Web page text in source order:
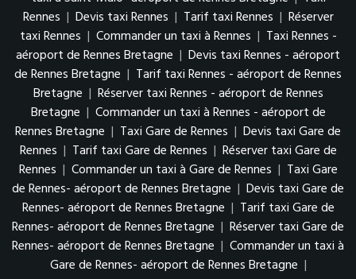
Rennes | Devis taxi Rennes | Tarif taxi Rennes | Réserver
taxi Rennes | Commander un taxi à Rennes | Taxi Rennes -
aéroport de Rennes Bretagne | Devis taxi Rennes - aéroport
de Rennes Bretagne | Tarif taxi Rennes - aéroport de Rennes
Bretagne | Réserver taxi Rennes - aéroport de Rennes
Bretagne | Commander un taxi à Rennes - aéroport de
Rennes Bretagne | Taxi Gare de Rennes | Devis taxi Gare de
Rennes | Tarif taxi Gare de Rennes | Réserver taxi Gare de
Rennes | Commander un taxi à Gare de Rennes | Taxi Gare
de Rennes- aéroport de Rennes Bretagne | Devis taxi Gare de
Rennes- aéroport de Rennes Bretagne | Tarif taxi Gare de
Rennes- aéroport de Rennes Bretagne | Réserver taxi Gare de
Rennes- aéroport de Rennes Bretagne | Commander un taxi à
Gare de Rennes- aéroport de Rennes Bretagne |